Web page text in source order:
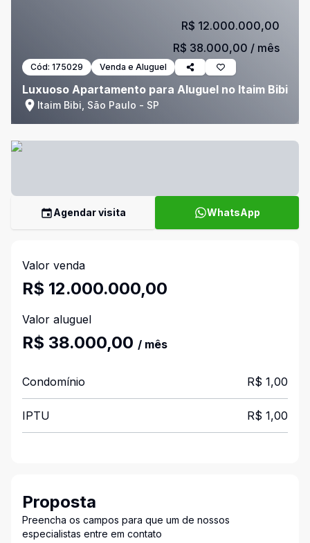
Cód: 175029 Venda e Aluguel
Luxuoso Apartamento para Aluguel no Itaim Bibi
Itaim Bibi, São Paulo - SP
R$ 12.000.000,00
R$ 38.000,00 / mês
Agendar visita WhatsApp
Valor venda
R$ 12.000.000,00
Valor aluguel
R$ 38.000,00 / mês
Condomínio R$ 1,00
IPTU R$ 1,00
Proposta
Preencha os campos para que um de nossos
especialistas entre em contato